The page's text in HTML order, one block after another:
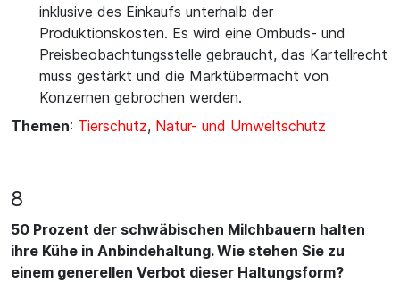
inklusive des Einkaufs unterhalb der
Produktionskosten. Es wird eine Ombuds- und
Preisbeobachtungsstelle gebraucht, das Kartellrecht
muss gestärkt und die Marktübermacht von
Konzernen gebrochen werden.
Themen: Tierschutz, Natur- und Umweltschutz
8
50 Prozent der schwäbischen Milchbauern halten
ihre Kühe in Anbindehaltung. Wie stehen Sie zu
einem generellen Verbot dieser Haltungsform?